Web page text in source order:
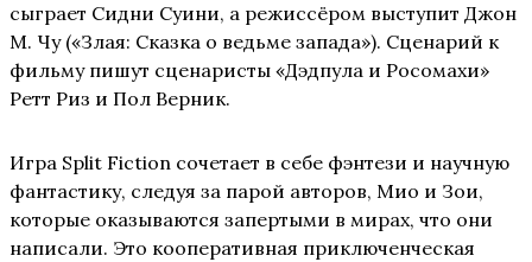
сыграет Сидни Суини, а режиссёром выступит Джон
М. Чу («Злая: Сказка о ведьме запада»). Сценарий к
фильму пишут сценаристы «Дэдпула и Росомахи»
Ретт Риз и Пол Верник.
Игра Split Fiction сочетает в себе фэнтези и научную
фантастику, следуя за парой авторов, Мио и Зои,
которые оказываются запертыми в мирах, что они
написали. Это кооперативная приключенческая